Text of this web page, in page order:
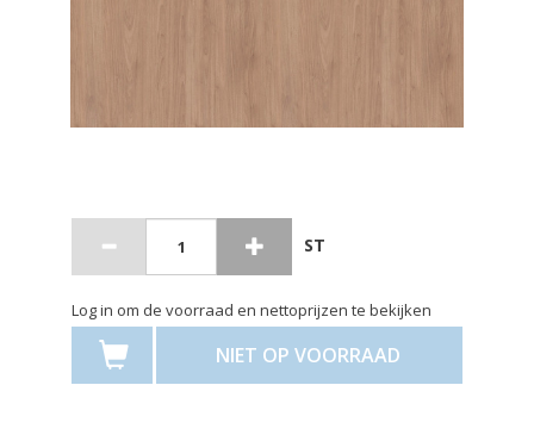
ST
Log in om de voorraad en nettoprijzen te bekijken
NIET OP VOORRAAD